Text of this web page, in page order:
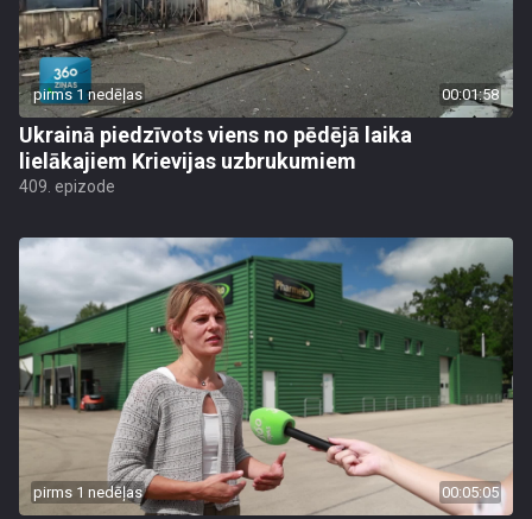
pirms 1 nedēļas 00:01:58
Ukrainā piedzīvots viens no pēdējā laika
lielākajiem Krievijas uzbrukumiem
409. epizode
pirms 1 nedēļas 00:05:05